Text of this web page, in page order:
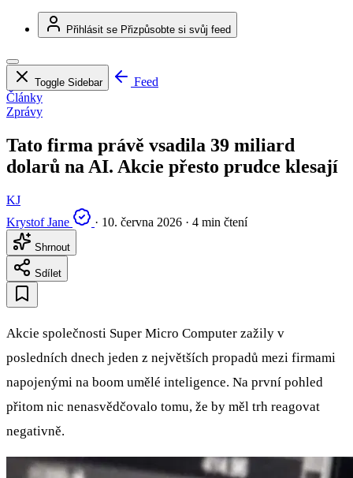
Přihlásit se Přizpůsobte si svůj feed
Toggle Sidebar
Feed
Články
Zprávy
Tato firma právě vsadila 39 miliard
dolarů na AI. Akcie přesto prudce klesají
KJ
Krystof Jane
· 10. června 2026 · 4 min čtení
Shrnout
Sdílet
Akcie společnosti Super Micro Computer zažily v
posledních dnech jeden z největších propadů mezi firmami
napojenými na boom umělé inteligence. Na první pohled
přitom nic nenasvědčovalo tomu, že by měl trh reagovat
negativně.